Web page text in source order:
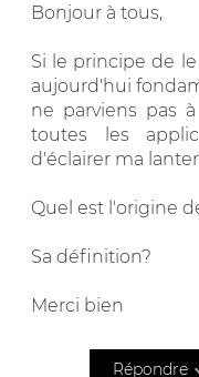
Bonjour à tous,
Si le principe de
aujourd'hui
ne parviens pas
toutes les
d'éclairer ma
Quel est l'origine
Sa définition?
Merci bien
Répondre